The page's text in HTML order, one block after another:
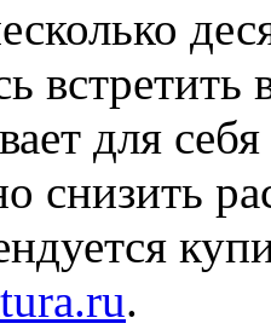
для
снизить
.